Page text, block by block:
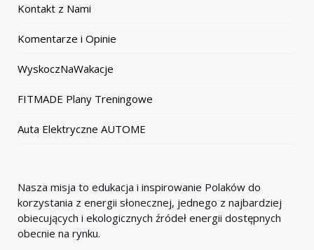
Kontakt z Nami
Komentarze i Opinie
WyskoczNaWakacje
FITMADE Plany Treningowe
Auta Elektryczne AUTOME
Nasza misja to edukacja i inspirowanie Polaków do
korzystania z energii słonecznej, jednego z najbardziej
obiecujących i ekologicznych źródeł energii dostępnych
obecnie na rynku.